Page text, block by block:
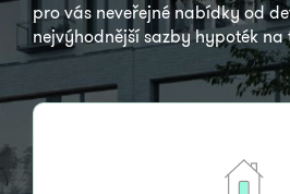
pro vás neveřejné nabídky od
nejvýhodnější sazby hypoték na